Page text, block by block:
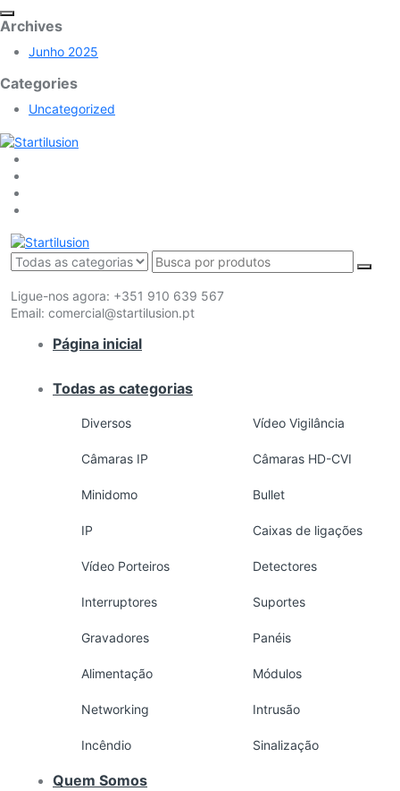
Archives
Junho 2025
Categories
Uncategorized
Ligue-nos agora: +351 910 639 567
Email: comercial@startilusion.pt
Página inicial
Todas as categorias
Diversos Vídeo Vigilância
Câmaras IP Câmaras HD-CVI
Minidomo Bullet
IP Caixas de ligações
Vídeo Porteiros Detectores
Interruptores Suportes
Gravadores Panéis
Alimentação Módulos
Networking Intrusão
Incêndio Sinalização
Quem Somos